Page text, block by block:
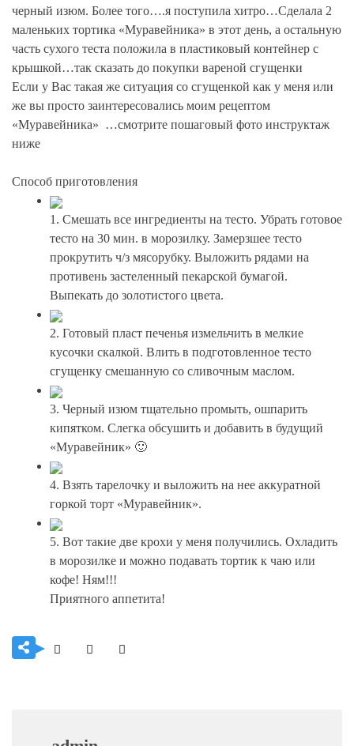
черный изюм. Более того….я поступила хитро…Сделала 2
маленьких тортика «Муравейника» в этот день, а остальную
часть сухого теста положила в пластиковый контейнер с
крышкой…так сказать до покупки вареной сгущенки
Если у Вас такая же ситуация со сгущенкой как у меня или
же вы просто заинтересовались моим рецептом
«Муравейника» …смотрите пошаговый фото инструктаж
ниже
Способ приготовления
1. Смешать все ингредиенты на тесто. Убрать готовое
тесто на 30 мин. в морозилку. Замерзшее тесто
прокрутить ч/з мясорубку. Выложить рядами на
противень застеленный пекарской бумагой.
Выпекать до золотистого цвета.
2. Готовый пласт печенья измельчить в мелкие
кусочки скалкой. Влить в подготовленное тесто
сгущенку смешанную со сливочным маслом.
3. Черный изюм тщательно промыть, ошпарить
кипятком. Слегка обсушить и добавить в будущий
«Муравейник» 🙂
4. Взять тарелочку и выложить на нее аккуратной
горкой торт «Муравейник».
5. Вот такие две крохи у меня получились. Охладить
в морозилке и можно подавать тортик к чаю или
кофе! Ням!!!
Приятного аппетита!